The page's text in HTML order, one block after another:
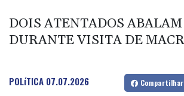
CLP
CNY 7.7772
CRC
CUC 1.15234
DOIS ATENTADOS
DURANTE VISITA DE
POLíTICA 07.07.2026 Compartilhar